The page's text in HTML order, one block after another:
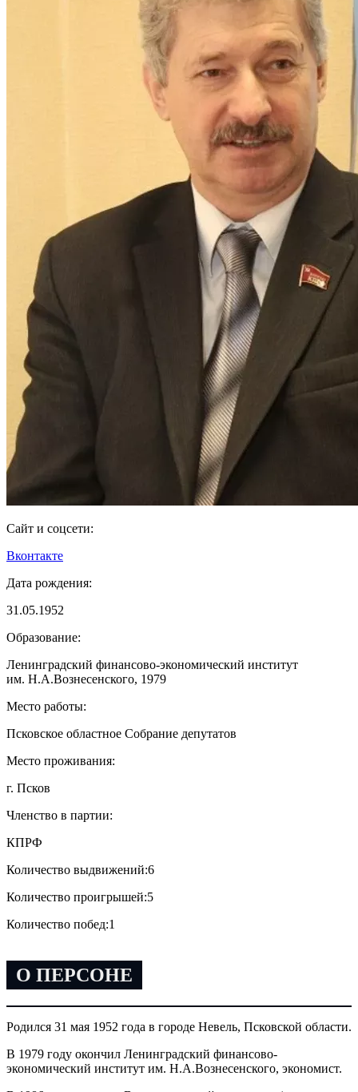
Сайт и соцсети:
Вконтакте
Дата рождения:
31.05.1952
Образование:
Ленинградский финансово-экономический институт
им. Н.А.Вознесенского, 1979
Место работы:
Псковское областное Собрание депутатов
Место проживания:
г. Псков
Членство в партии:
КПРФ
Количество выдвижений:6
Количество проигрышей:5
Количество побед:1
О ПЕРСОНЕ
Родился 31 мая 1952 года в городе Невель, Псковской области.
В 1979 году окончил Ленинградский финансово-
экономический институт им. Н.А.Вознесенского, экономист.